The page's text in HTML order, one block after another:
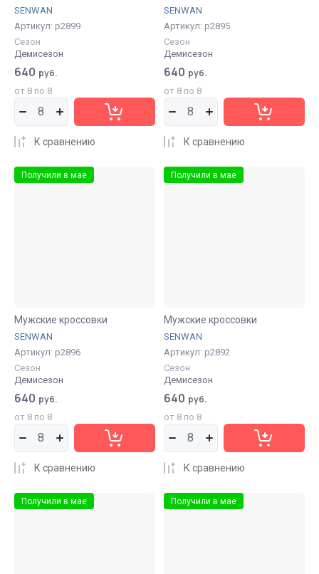
SENWAN
Артикул: р2899
Сезон
Демисезон
640 руб.
от 8 по 8
К сравнению
SENWAN
Артикул: р2895
Сезон
Демисезон
640 руб.
от 8 по 8
К сравнению
Получили в мае
Мужские кроссовки
SENWAN
Артикул: р2896
Сезон
Демисезон
640 руб.
от 8 по 8
К сравнению
Получили в мае
Мужские кроссовки
SENWAN
Артикул: р2892
Сезон
Демисезон
640 руб.
от 8 по 8
К сравнению
Получили в мае Получили в мае